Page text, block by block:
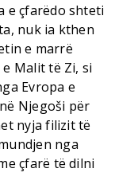
e çfarëdo shteti
nuk ia kthen
e marrë
Malit të Zi, si
Evropa e
Njegoši për
nyja filizit të
nga
çfarë të dilni